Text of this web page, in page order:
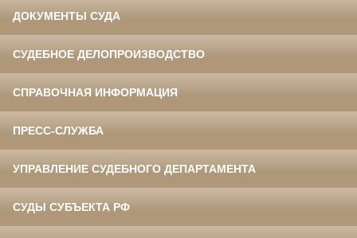
ДОКУМЕНТЫ СУДА
СУДЕБНОЕ ДЕЛОПРОИЗВОДСТВО
СПРАВОЧНАЯ ИНФОРМАЦИЯ
ПРЕСС-СЛУЖБА
УПРАВЛЕНИЕ СУДЕБНОГО ДЕПАРТАМЕНТА
СУДЫ СУБЪЕКТА РФ